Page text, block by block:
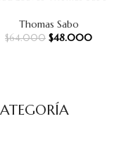
Thomas Sabo
$64.000 $48.000